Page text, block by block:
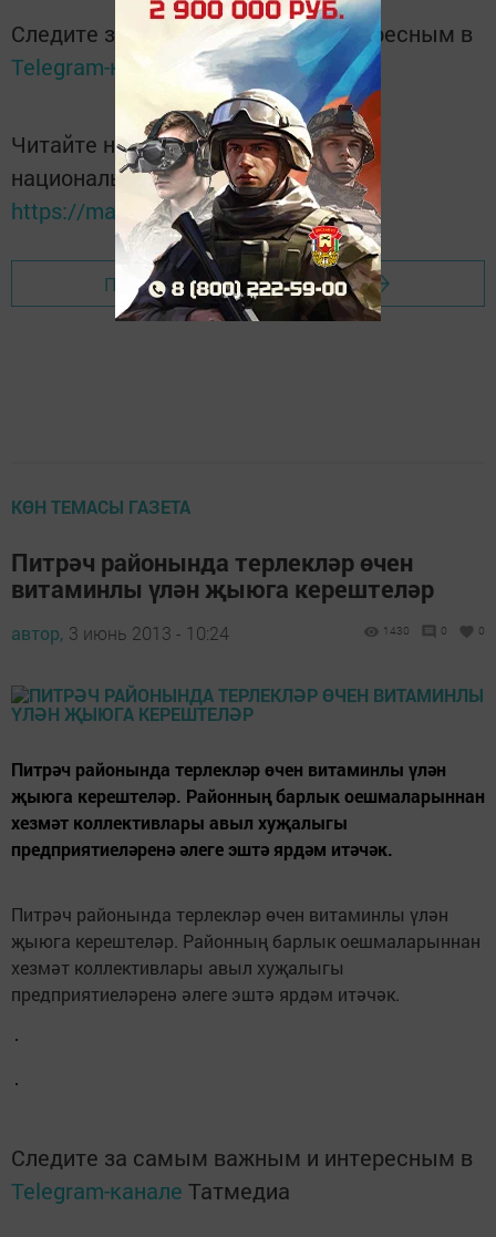
Следите за самым важным и интересным в
Telegram-канале
Татмедиа
Читайте новости Татарстана в
национальном мессенджере MАХ:
https://max.ru/tatmedia
Перейти на страницу новости
КӨН ТЕМАСЫ ГАЗЕТА
Питрәч районында терлекләр өчен
витаминлы үлән җыюга керештеләр
автор, 3 июнь 2013 - 10:24 1430 0 0
Питрәч районында терлекләр өчен витаминлы үлән
җыюга керештеләр. Районның барлык оешмаларыннан
хезмәт коллективлары авыл хуҗалыгы
предприятиеләренә әлеге эштә ярдәм итәчәк.
Питрәч районында терлекләр өчен витаминлы үлән
җыюга керештеләр. Районның барлык оешмаларыннан
хезмәт коллективлары авыл хуҗалыгы
предприятиеләренә әлеге эштә ярдәм итәчәк.
Следите за самым важным и интересным в
Telegram-канале Татмедиа